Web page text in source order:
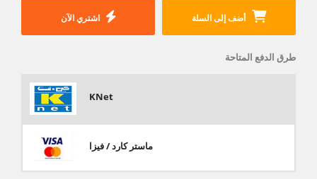
أضف إلى السلة اشتري الآن
طرق الدفع المتاحة
KNet
ماستر كارد / فيزا